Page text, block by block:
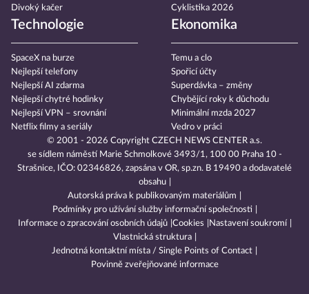
Divoký kačer
Cyklistika 2026
Technologie
SpaceX na burze
Nejlepší telefony
Nejlepší AI zdarma
Nejlepší chytré hodinky
Nejlepší VPN – srovnání
Netflix filmy a seriály
Ekonomika
Temu a clo
Spořicí účty
Superdávka – změny
Chybějící roky k důchodu
Minimální mzda 2027
Vedro v práci
© 2001 - 2026 Copyright CZECH NEWS CENTER a.s.
se sídlem náměstí Marie Schmolkové 3493/1, 100 00 Praha 10 -
Strašnice, IČO: 02346826, zapsána v OR, sp.zn. B 19490 a dodavatelé
obsahu
Autorská práva k publikovaným materiálům
Podmínky pro užívání služby informační společnosti
Informace o zpracování osobních údajů Cookies
Nastavení soukromí
Vlastnická struktura
Jednotná kontaktní místa / Single Points of Contact
Povinně zveřejňované informace